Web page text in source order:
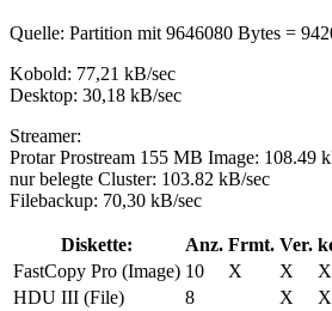
Quelle: Partition mit 9646080 Bytes =
Kobold: 77,21 kB/sec
Desktop: 30,18 kB/sec
Streamer:
Protar Prostream 155 MB Image: 108.49
nur belegte Cluster: 103.82 kB/sec
Filebackup: 70,30 kB/sec
Diskette: Anz. Frmt. Ver.
FastCopy Pro (Image) 10 X X X
HDU III (File)
8 X X